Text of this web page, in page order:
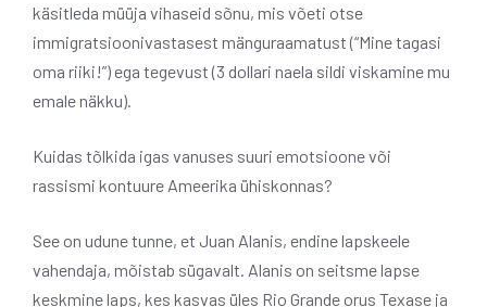
käsitleda müüja vihaseid sõnu, mis võeti otse
immigratsioonivastasest mänguraamatust (“Mine tagasi
oma riiki!”) ega tegevust (3 dollari naela sildi viskamine mu
emale näkku).
Kuidas tõlkida igas vanuses suuri emotsioone või
rassismi kontuure Ameerika ühiskonnas?
See on udune tunne, et Juan Alanis, endine lapskeele
vahendaja, mõistab sügavalt. Alanis on seitsme lapse
keskmine laps, kes kasvas üles Rio Grande orus Texase ja